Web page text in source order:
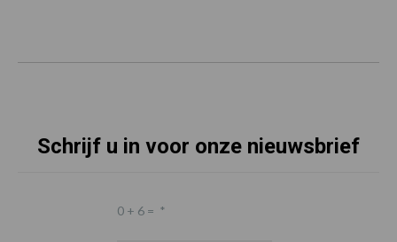
Schrijf u in voor onze nieuwsbrief
0 + 6 = *